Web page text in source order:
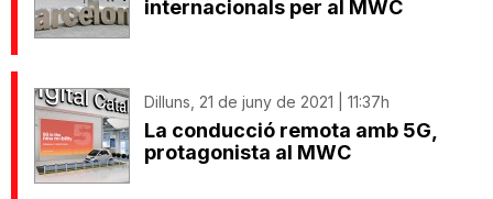
internacionals per al MWC
Dilluns, 21 de juny de 2021 | 11:37h
La conducció remota amb 5G,
protagonista al MWC